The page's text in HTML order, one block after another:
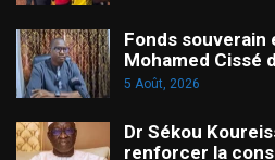
Fonds souverain
Mohamed Cissé
5 Août, 2026
Dr Sékou
renforcer la